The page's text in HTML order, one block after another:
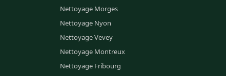
Nettoyage Morges
Nettoyage Nyon
Nettoyage Vevey
Nettoyage Montreux
Nettoyage Fribourg